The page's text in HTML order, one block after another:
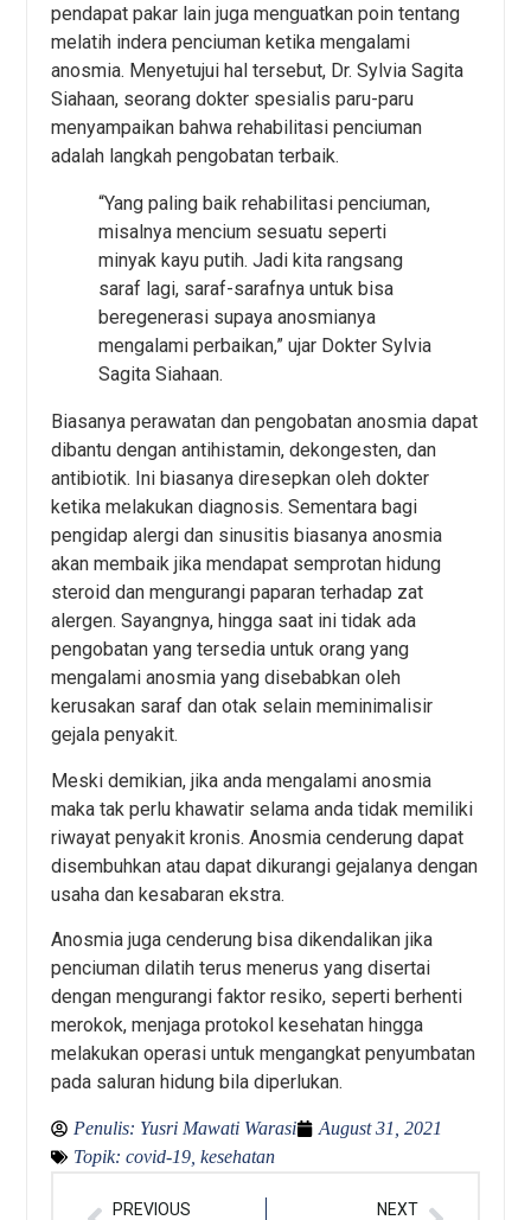
pendapat pakar lain juga menguatkan poin tentang
melatih indera penciuman ketika mengalami
anosmia. Menyetujui hal tersebut, Dr. Sylvia Sagita
Siahaan, seorang dokter spesialis paru-paru
menyampaikan bahwa rehabilitasi penciuman
adalah langkah pengobatan terbaik.
“Yang paling baik rehabilitasi penciuman,
misalnya mencium sesuatu seperti
minyak kayu putih. Jadi kita rangsang
saraf lagi, saraf-sarafnya untuk bisa
beregenerasi supaya anosmianya
mengalami perbaikan,” ujar Dokter Sylvia
Sagita Siahaan.
Biasanya perawatan dan pengobatan anosmia dapat
dibantu dengan antihistamin, dekongesten, dan
antibiotik. Ini biasanya diresepkan oleh dokter
ketika melakukan diagnosis. Sementara bagi
pengidap alergi dan sinusitis biasanya anosmia
akan membaik jika mendapat semprotan hidung
steroid dan mengurangi paparan terhadap zat
alergen. Sayangnya, hingga saat ini tidak ada
pengobatan yang tersedia untuk orang yang
mengalami anosmia yang disebabkan oleh
kerusakan saraf dan otak selain meminimalisir
gejala penyakit.
Meski demikian, jika anda mengalami anosmia
maka tak perlu khawatir selama anda tidak memiliki
riwayat penyakit kronis. Anosmia cenderung dapat
disembuhkan atau dapat dikurangi gejalanya dengan
usaha dan kesabaran ekstra.
Anosmia juga cenderung bisa dikendalikan jika
penciuman dilatih terus menerus yang disertai
dengan mengurangi faktor resiko, seperti berhenti
merokok, menjaga protokol kesehatan hingga
melakukan operasi untuk mengangkat penyumbatan
pada saluran hidung bila diperlukan.
Penulis: Yusri Mawati Warasi
August 31, 2021
Topik: covid-19 ,kesehatan
PREVIOUS NEXT